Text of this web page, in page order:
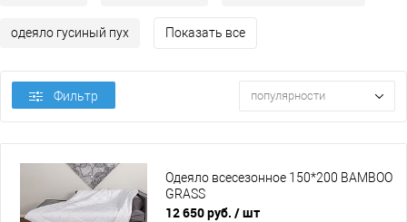
одеяло гусиный пух Показать все
Фильтр популярности
Одеяло всесезонное 150*200 BAMBOO
GRASS
12 650 руб. / шт